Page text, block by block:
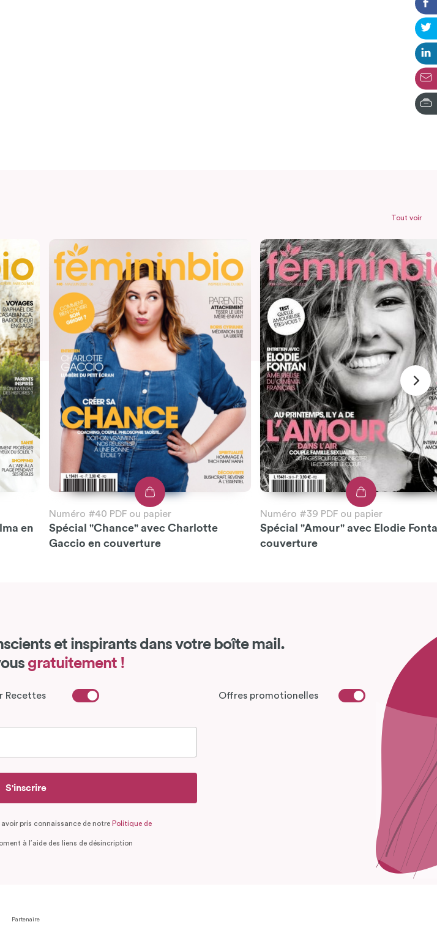
en
Numéro #40 PDF ou papier
Spécial "Chance" avec Charlotte
Gaccio en couverture
Numéro #39 PDF ou papier
Spécial "Amour" avec Elodie
couverture
Tout voir
et inspirants dans votre boîte mail.
gratuitement !
Recettes Offres promotionelles
S'inscrire
pris connaissance de notre Politique de
à l’aide des liens de désincription
Partenaire